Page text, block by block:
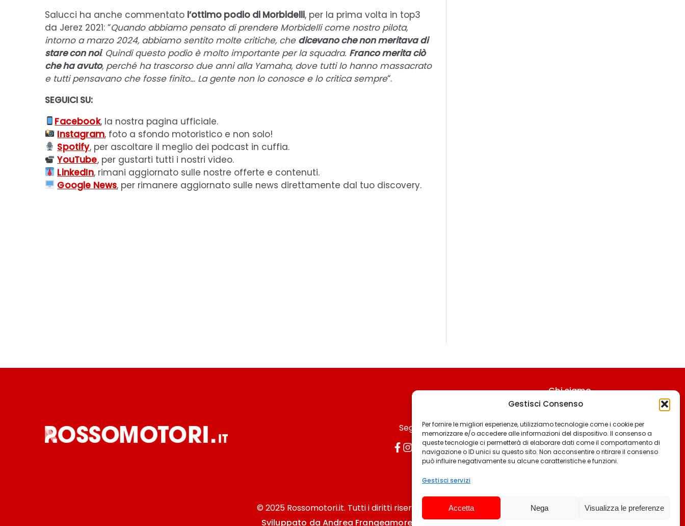
Gestisci Consenso
Per fornire le migliori esperienze, utilizziamo tecnologie come i cookie per
memorizzare e/o accedere alle informazioni del dispositivo. Il consenso a
queste tecnologie ci permetterà di elaborare dati come il comportamento di
navigazione o ID unici su questo sito. Non acconsentire o ritirare il consenso
può influire negativamente su alcune caratteristiche e funzioni.
Gestisci servizi
Accetta Nega Visualizza le preferenze
Salucci ha anche commentato l’ottimo podio di Morbidelli, per la prima volta in top3
da Jerez 2021: “Quando abbiamo pensato di prendere Morbidelli come nostro pilota,
intorno a marzo 2024, abbiamo sentito molte critiche, che dicevano che non meritava di
stare con noi. Quindi questo podio è molto importante per la squadra. Franco merita ciò
che ha avuto, perché ha trascorso due anni alla Yamaha, dove tutti lo hanno massacrato
e tutti pensavano che fosse finito… La gente non lo conosce e lo critica sempre“.
SEGUICI SU:
Facebook, la nostra pagina ufficiale.
Instagram, foto a sfondo motoristico e non solo!
Spotify, per ascoltare il meglio dei podcast in cuffia.
YouTube, per gustarti tutti i nostri video.
LinkedIn, rimani aggiornato sulle nostre offerte e contenuti.
Google News, per rimanere aggiornato sulle news direttamente dal tuo discovery.
Seguici
Chi siamo
Contattaci
Termini & Condizioni
Cookie policy
Privacy policy
© 2025 Rossomotori.it. Tutti i diritti riservati.
Sviluppato da Andrea Frangeamore